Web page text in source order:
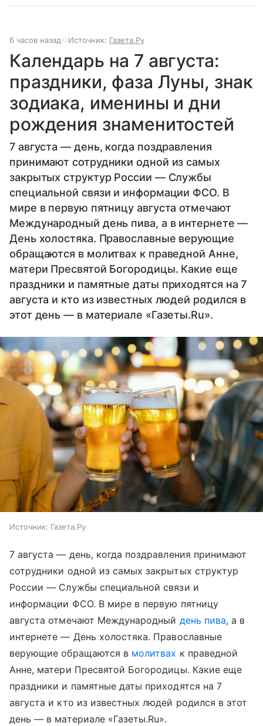
6 часов назад Источник: Газета.Ру
Календарь на 7 августа:
праздники, фаза Луны, знак
зодиака, именины и дни
рождения знаменитостей
7 августа — день, когда поздравления
принимают сотрудники одной из самых
закрытых структур России — Службы
специальной связи и информации ФСО. В
мире в первую пятницу августа отмечают
Международный день пива, а в интернете —
День холостяка. Православные верующие
обращаются в молитвах к праведной Анне,
матери Пресвятой Богородицы. Какие еще
праздники и памятные даты приходятся на 7
августа и кто из известных людей родился в
этот день — в материале «Газеты.Ru».
Источник: Газета.Ру
7 августа — день, когда поздравления принимают
сотрудники одной из самых закрытых структур
России — Службы специальной связи и
информации ФСО. В мире в первую пятницу
августа отмечают Международный день пива, а в
интернете — День холостяка. Православные
верующие обращаются в молитвах к праведной
Анне, матери Пресвятой Богородицы. Какие еще
праздники и памятные даты приходятся на 7
августа и кто из известных людей родился в этот
день — в материале «Газеты.Ru».